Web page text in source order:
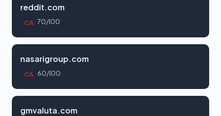
reddit.com
CA 70/100
nasarigroup.com
CA 60/100
gmvaluta.com